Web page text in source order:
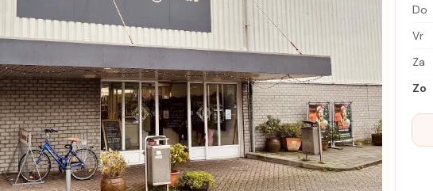
Do
Vr
Za
Zo